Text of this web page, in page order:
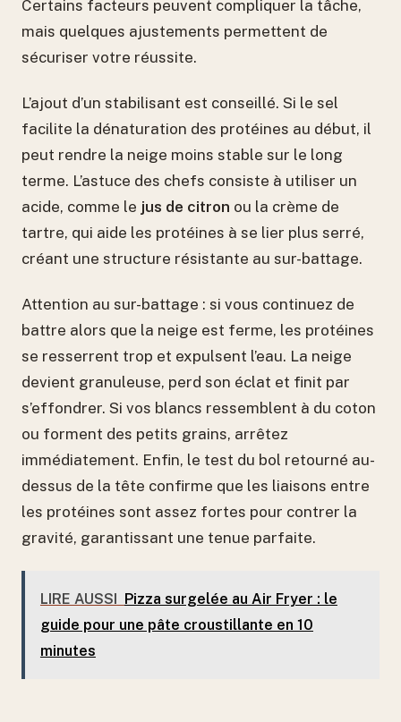
Certains facteurs peuvent compliquer la tâche,
mais quelques ajustements permettent de
sécuriser votre réussite.
L’ajout d’un stabilisant est conseillé. Si le sel
facilite la dénaturation des protéines au début, il
peut rendre la neige moins stable sur le long
terme. L’astuce des chefs consiste à utiliser un
acide, comme le jus de citron ou la crème de
tartre, qui aide les protéines à se lier plus serré,
créant une structure résistante au sur-battage.
Attention au sur-battage : si vous continuez de
battre alors que la neige est ferme, les protéines
se resserrent trop et expulsent l’eau. La neige
devient granuleuse, perd son éclat et finit par
s’effondrer. Si vos blancs ressemblent à du coton
ou forment des petits grains, arrêtez
immédiatement. Enfin, le test du bol retourné au-
dessus de la tête confirme que les liaisons entre
les protéines sont assez fortes pour contrer la
gravité, garantissant une tenue parfaite.
LIRE AUSSI Pizza surgelée au Air Fryer : le
guide pour une pâte croustillante en 10
minutes